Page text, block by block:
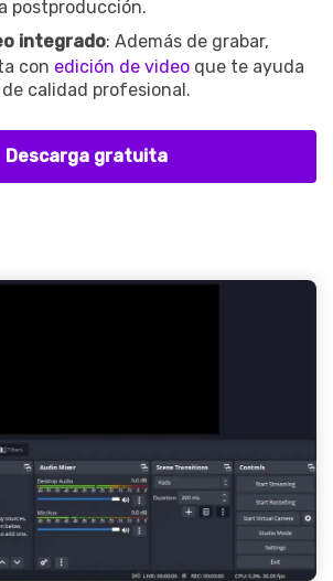
postproducción.
integrado: Además de grabar,
con edición de video que te ayuda
calidad profesional.
Descarga gratuita